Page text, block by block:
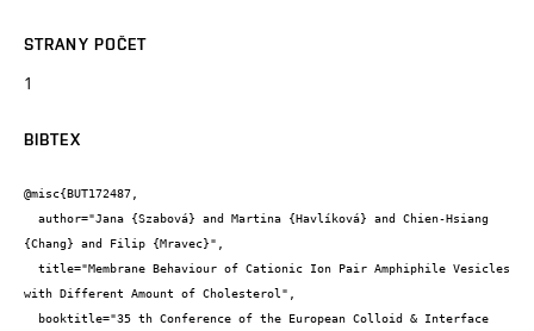
STRANY POČET
1
BIBTEX
@misc{BUT172487,
{Chang} and Filip {Mravec}",
with Different Amount of Cholesterol",